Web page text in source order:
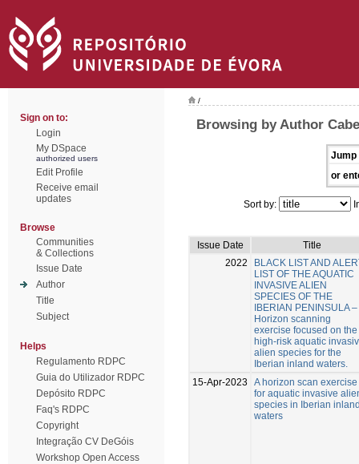
Sign on to:
Login
My DSpace
authorized users
Edit Profile
Receive email
updates
Browse
Communities
& Collections
Issue Date
Author
Title
Subject
Helps
Regulamento RDPC
Guia do Utilizador RDPC
Depósito RDPC
Faq's RDPC
Copyright
Integração CV DeGóis
Workshop Open Access
/
Browsing by Author
Jump
or
Sort by:
Issue Date
Title
2022
BLACK LIST AND
LIST OF THE AQUATIC
INVASIVE ALIEN
SPECIES OF THE
IBERIAN PENINSULA –
Horizon scanning
exercise focused on the
high-risk aquatic
alien species for the
Iberian inland waters.
15-Apr-2023
A horizon scan exercise
for aquatic invasive
species in Iberian
waters